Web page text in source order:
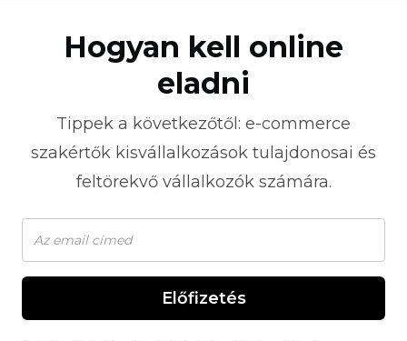
Hogyan kell online
eladni
Tippek a következőtől: e-commerce
szakértők kisvállalkozások tulajdonosai és
feltörekvő vállalkozók számára.
Előfizetés